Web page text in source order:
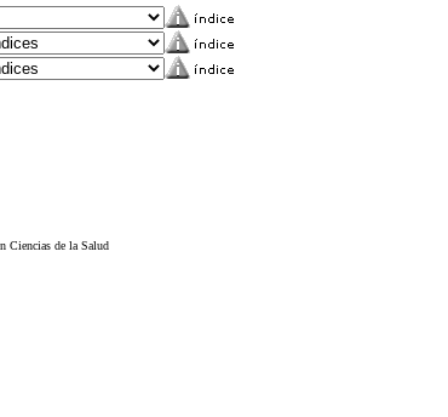
Ciencias de la Salud